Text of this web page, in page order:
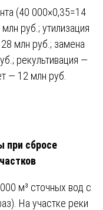
(40 000×0,35=14
руб.; утилизация
млн руб.; замена
рекультивация —
— 12 млн руб.
при сбросе
м³ сточных вод с
На участке реки